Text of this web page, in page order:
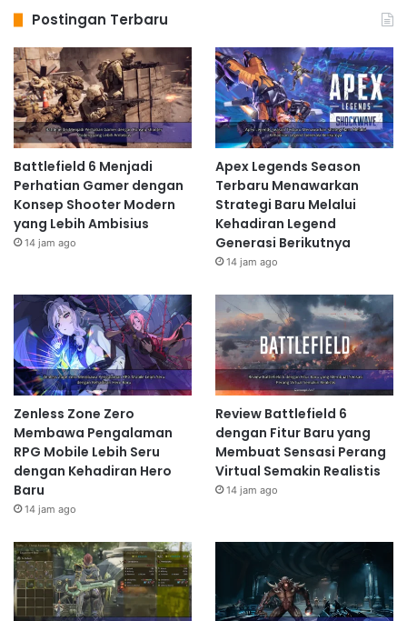
Postingan Terbaru
Battlefield 6 Menjadi
Perhatian Gamer dengan
Konsep Shooter Modern
yang Lebih Ambisius
14 jam ago
Apex Legends Season
Terbaru Menawarkan
Strategi Baru Melalui
Kehadiran Legend
Generasi Berikutnya
14 jam ago
Zenless Zone Zero
Membawa Pengalaman
RPG Mobile Lebih Seru
dengan Kehadiran Hero
Baru
14 jam ago
Review Battlefield 6
dengan Fitur Baru yang
Membuat Sensasi Perang
Virtual Semakin Realistis
14 jam ago